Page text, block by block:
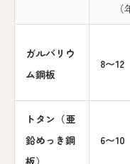
（
ガルバリウ
ム鋼板
8〜12
トタン（亜
鉛めっき鋼
板）
6〜10